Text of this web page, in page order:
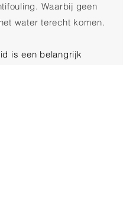
Waarbij geen
water terecht komen.
is een belangrijk